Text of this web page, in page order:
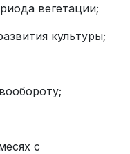
вегетации;
культуры;
с